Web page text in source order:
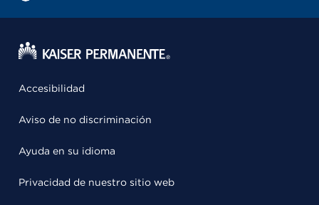
Accesibilidad
Aviso de no discriminación
Ayuda en su idioma
Privacidad de nuestro sitio web